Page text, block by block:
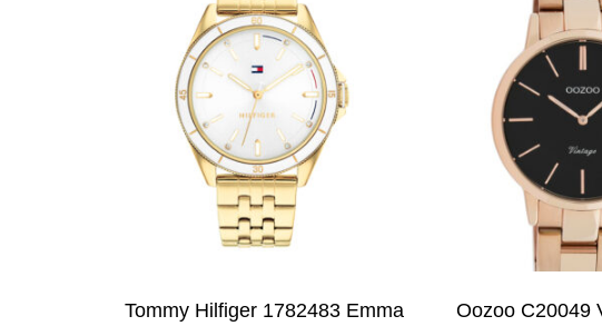
Tommy Hilfiger 1782483 Emma
Oozoo C20049